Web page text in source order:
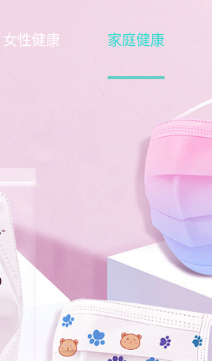
女性健康 家庭健康